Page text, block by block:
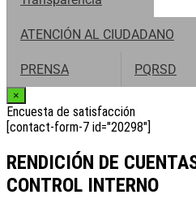
ATENCIÓN AL CIUDADANO
PRENSA PQRSD
×
Encuesta de satisfacción
[contact-form-7 id="20298"]
RENDICIÓN DE
CONTROL INTERNO